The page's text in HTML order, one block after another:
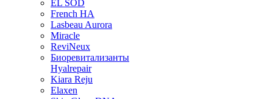
EL SOD
French HA
Lasbeau Aurora
Miracle
ReviNeux
Биоревитализанты
Hyalrepair
Kiara Reju
Elaxen